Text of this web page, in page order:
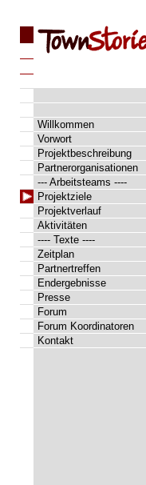
Willkommen
Vorwort
Projektbeschreibung
Partnerorganisationen
--- Arbeitsteams ----
Projektziele
Projektverlauf
Aktivitäten
---- Texte ----
Zeitplan
Partnertreffen
Endergebnisse
Presse
Forum
Forum Koordinatoren
Kontakt